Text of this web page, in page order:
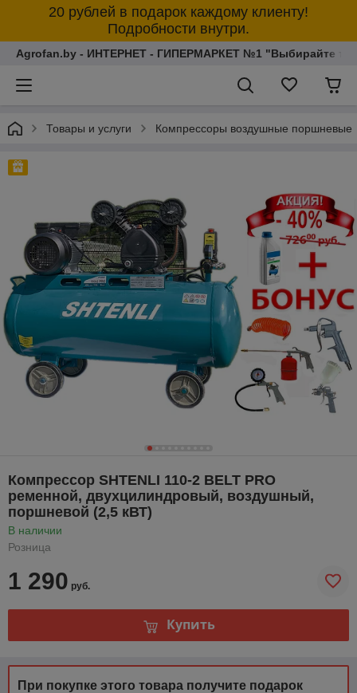
20 рублей в подарок каждому клиенту!
Подробности внутри.
Agrofan.by - ИНТЕРНЕТ - ГИПЕРМАРКЕТ №1 "Выбирайте
Товары и услуги Компрессоры воздушные поршневые
Компрессор SHTENLI 110-2 BELT PRO
ременной, двухцилиндровый, воздушный,
поршневой (2,5 кВТ)
В наличии
Розница
1 290 руб.
Купить
При покупке этого товара получите подарок